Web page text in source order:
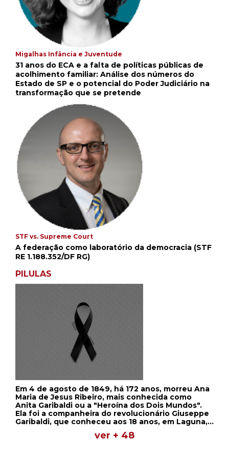
Migalhas Infância e Juventude
31 anos do ECA e a falta de políticas públicas de
acolhimento familiar: Análise dos números do
Estado de SP e o potencial do Poder Judiciário na
transformação que se pretende
STF vs. Supreme Court
A federação como laboratório da democracia (STF
RE 1.188.352/DF RG)
PILULAS
Em 4 de agosto de 1849, há 172 anos, morreu Ana
Maria de Jesus Ribeiro, mais conhecida como
Anita Garibaldi ou a "Heroína dos Dois Mundos".
Ela foi a companheira do revolucionário Giuseppe
Garibaldi, que conheceu aos 18 anos, em Laguna,
durante a durante a Revolução Farroupilha ou
Guerra dos Farrapos. Na época, Garibaldi tinha 32
ver + 48